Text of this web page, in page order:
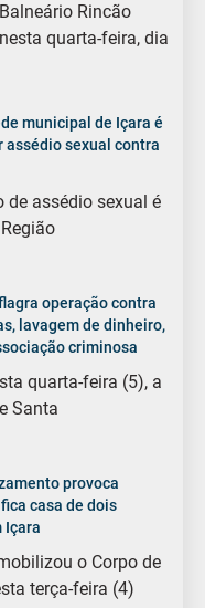
Rincão
quarta-feira, dia
municipal de Içara é
assédio sexual contra
de assédio sexual é
operação contra
lavagem de dinheiro,
criminosa
quarta-feira (5), a
Santa
provoca
casa de dois
Içara
o Corpo de
terça-feira (4)